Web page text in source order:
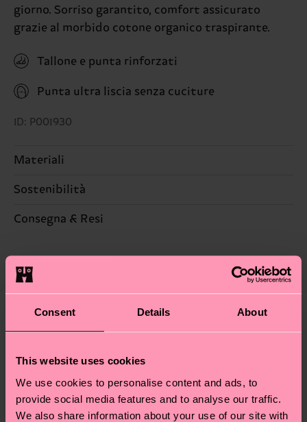
Consent Details About
This website uses cookies
We use cookies to personalise content and ads, to
provide social media features and to analyse our traffic.
We also share information about your use of our site with
giorno. Sorriso garantito, comfort assicurato
grazie al morbido cotone organico traspirante.
Tallone e punta rinforzati
Punta ultra liscia senza cuciture
ID: P001930
Materiali
86% Cotone, 12% Poliammide, 2% Elastan
Sostenibilità
La sostenibilità, per noi, è un vero e proprio
certificazioni, ma include filiere etiche, meno
emissioni, amore per i calzini… e tantissime altre
tutti i nostri segreti (e qualche dritta utile)? Dai
Consegna & Resi
di spedizione è di 5-8 giorni lavorativi. Tieni
presente che si tratta solo di una stima: la
locali.
Hai domande sui resi? Visita la nostra pagina